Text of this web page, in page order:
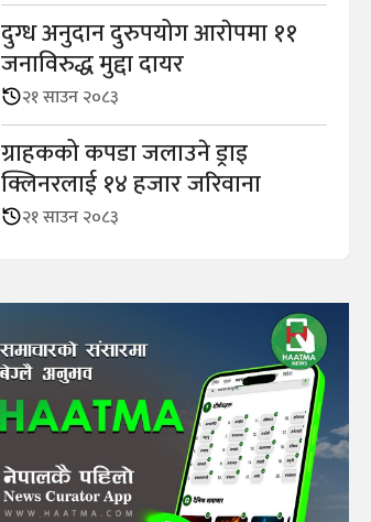
दुग्ध अनुदान दुरुपयोग आराेपमा ११
जनाविरुद्ध मुद्दा दायर
२१ साउन २०८३
ग्राहकको कपडा जलाउने ड्राइ
क्लिनरलाई १४ हजार जरिवाना
२१ साउन २०८३